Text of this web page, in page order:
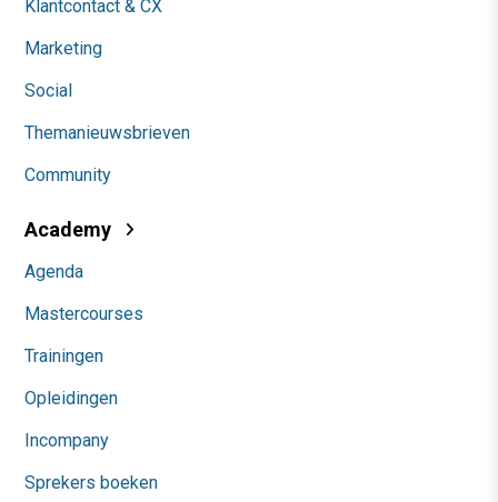
Klantcontact & CX
Marketing
Social
Themanieuwsbrieven
Community
Academy
Agenda
Mastercourses
Trainingen
Opleidingen
Incompany
Sprekers boeken